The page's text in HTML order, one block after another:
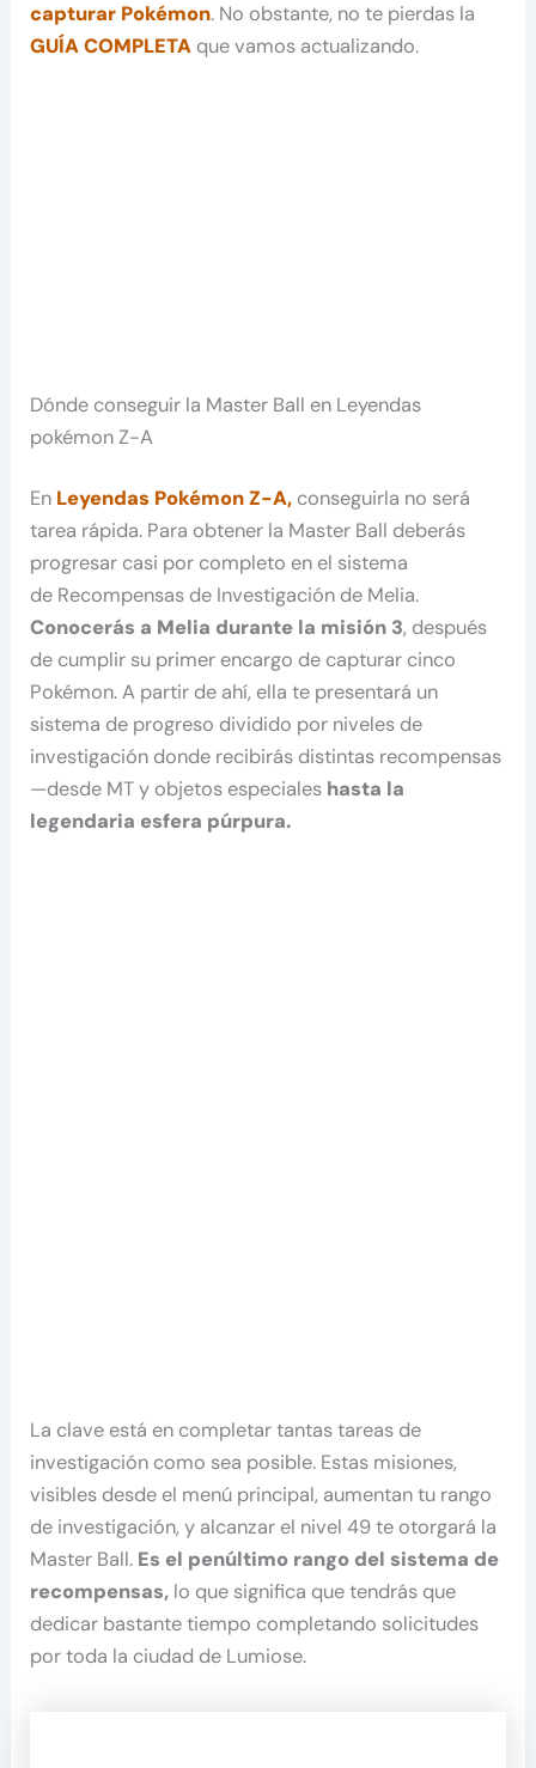
capturar Pokémon. No obstante, no te pierdas la
GUÍA COMPLETA que vamos actualizando.
Dónde conseguir la Master Ball en Leyendas
pokémon Z-A
En Leyendas Pokémon Z-A, conseguirla no será
tarea rápida. Para obtener la Master Ball deberás
progresar casi por completo en el sistema
de Recompensas de Investigación de Melia.
Conocerás a Melia durante la misión 3, después
de cumplir su primer encargo de capturar cinco
Pokémon. A partir de ahí, ella te presentará un
sistema de progreso dividido por niveles de
investigación donde recibirás distintas recompensas
—desde MT y objetos especiales hasta la
legendaria esfera púrpura.
La clave está en completar tantas tareas de
investigación como sea posible. Estas misiones,
visibles desde el menú principal, aumentan tu rango
de investigación, y alcanzar el nivel 49 te otorgará la
Master Ball. Es el penúltimo rango del sistema de
recompensas, lo que significa que tendrás que
dedicar bastante tiempo completando solicitudes
por toda la ciudad de Lumiose.